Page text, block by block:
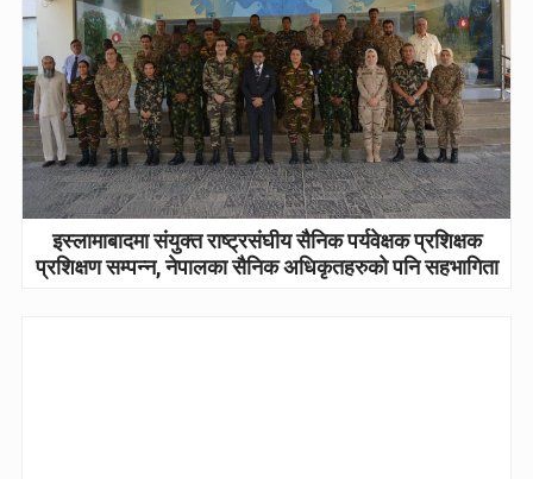
इस्लामाबादमा संयुक्त राष्ट्रसंघीय सैनिक पर्यवेक्षक प्रशिक्षक
प्रशिक्षण सम्पन्न, नेपालका सैनिक अधिकृतहरुको पनि सहभागिता